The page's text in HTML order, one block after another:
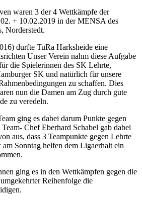
waren 3 der 4 Wettkämpfe der
+ 10.02.2019 in der MENSA des
Norderstedt.
durfte TuRa Harksheide eine
Unser Verein nahm diese Aufgabe
die Spielerinnen des SK Lehrte,
SK und natürlich für unsere
zu schaffen. Dies
nun die Damen am Zug durch gute
zu veredeln.
ging es dabei darum Punkte gegen
Chef Eberhard Schabel gab dabei
aus, dass 3 Teampunkte gegen Lehrte
am Sonntag helfen dem Ligaerhalt ein
ging es in den Wettkämpfen gegen die
Reihenfolge die